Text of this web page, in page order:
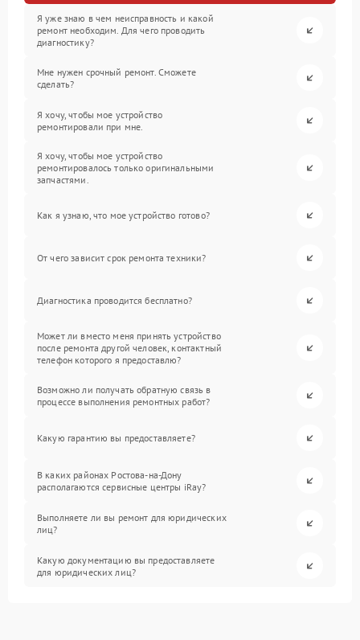
Я уже знаю в чем неисправность и какой
ремонт необходим. Для чего проводить
диагностику?
Мне нужен срочный ремонт. Сможете
сделать?
Я хочу, чтобы мое устройство
ремонтировали при мне.
Я хочу, чтобы мое устройство
ремонтировалось только оригинальными
запчастями.
Как я узнаю, что мое устройство готово?
От чего зависит срок ремонта техники?
Диагностика проводится бесплатно?
Может ли вместо меня принять устройство
после ремонта другой человек, контактный
телефон которого я предоставлю?
Возможно ли получать обратную связь в
процессе выполнения ремонтных работ?
Какую гарантию вы предоставляете?
В каких районах Ростова-на-Дону
располагаются сервисные центры iRay?
Выполняете ли вы ремонт для юридических
лиц?
Какую документацию вы предоставляете
для юридических лиц?